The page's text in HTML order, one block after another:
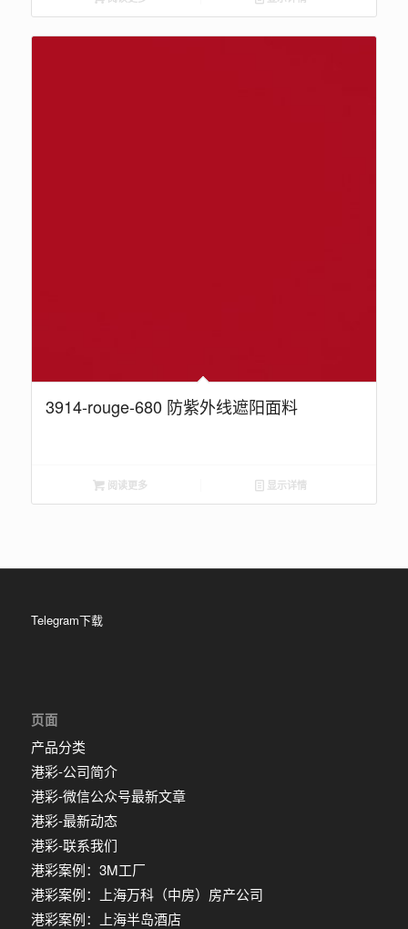
3914-rouge-680 防紫外线遮阳面料
阅读更多 显示详情
Telegram下载
页面
产品分类
港彩-公司简介
港彩-微信公众号最新文章
港彩-最新动态
港彩-联系我们
港彩案例：3M工厂
港彩案例：上海万科（中房）房产公司
港彩案例：上海半岛酒店